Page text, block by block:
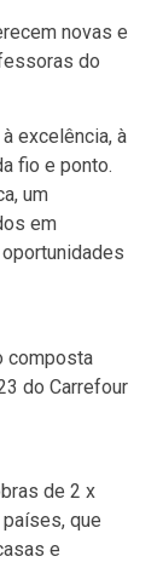
novas e
do
excelência, à
fio e ponto.
um
em
composta
do Carrefour
de 2 x
que
e